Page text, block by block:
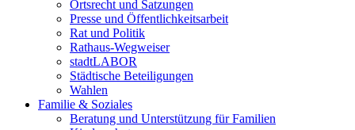
Ortsrecht und Satzungen
Presse und Öffentlichkeitsarbeit
Rat und Politik
Rathaus-Wegweiser
stadtLABOR
Städtische Beteiligungen
Wahlen
Familie & Soziales
Beratung und Unterstützung für Familien